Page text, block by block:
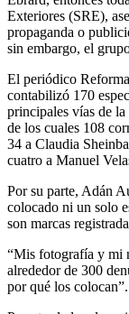
Exteriores (SRE),
propaganda o
sin embargo, el
El periódico
contabilizó 170
principales vías de
de los cuales 108
34 a Claudia
cuatro a Manuel
Por su parte, Adán
colocado ni un solo
son marcas
“Mis fotografía y mi
alrededor de 300
por qué los colocan”.